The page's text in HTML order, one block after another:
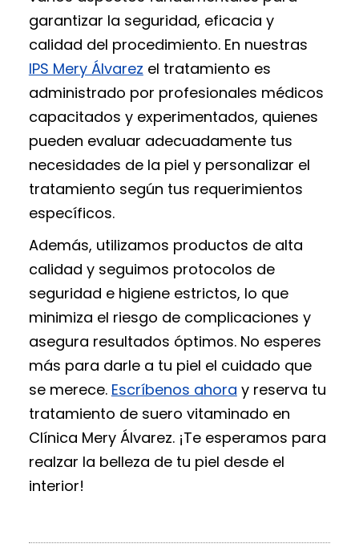
garantizar la seguridad, eficacia y
calidad del procedimiento. En nuestras
IPS Mery Álvarez el tratamiento es
administrado por profesionales médicos
capacitados y experimentados, quienes
pueden evaluar adecuadamente tus
necesidades de la piel y personalizar el
tratamiento según tus requerimientos
específicos.
Además, utilizamos productos de alta
calidad y seguimos protocolos de
seguridad e higiene estrictos, lo que
minimiza el riesgo de complicaciones y
asegura resultados óptimos. No esperes
más para darle a tu piel el cuidado que
se merece. Escríbenos ahora y reserva tu
tratamiento de suero vitaminado en
Clínica Mery Álvarez. ¡Te esperamos para
realzar la belleza de tu piel desde el
interior!